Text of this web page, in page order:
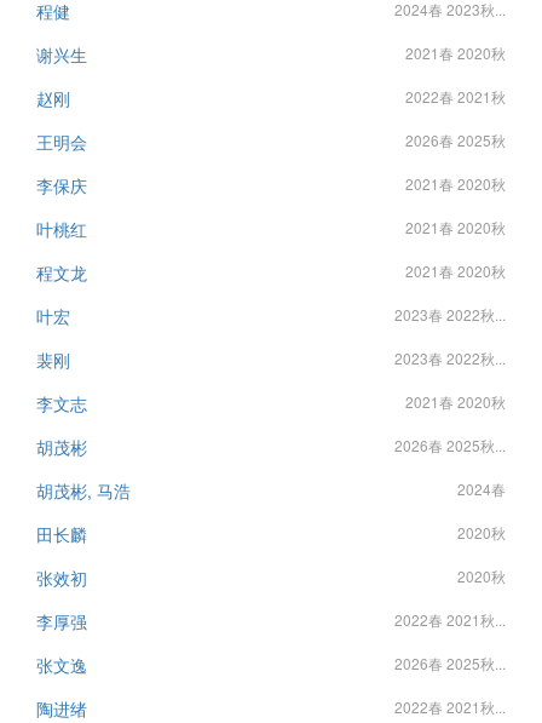
程健 2024春 2023秋...
谢兴生 2021春 2020秋
赵刚 2022春 2021秋
王明会 2026春 2025秋
李保庆 2021春 2020秋
叶桃红 2021春 2020秋
程文龙 2021春 2020秋
叶宏 2023春 2022秋...
裴刚 2023春 2022秋...
李文志 2021春 2020秋
胡茂彬 2026春 2025秋...
胡茂彬, 马浩 2024春
田长麟 2020秋
张效初 2020秋
李厚强 2022春 2021秋...
张文逸 2026春 2025秋...
陶进绪 2022春 2021秋...